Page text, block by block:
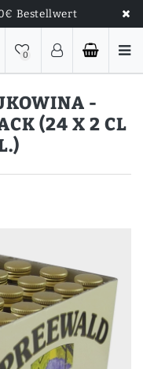
Bestellwert
0
-
(24 X 2 CL